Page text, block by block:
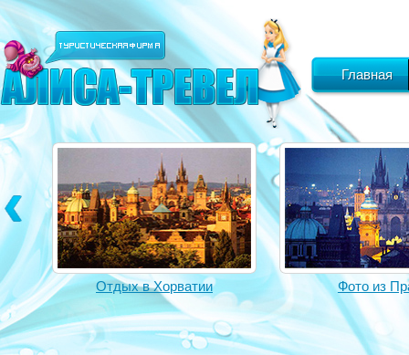
Главная
Отдых в Хорватии Фото из